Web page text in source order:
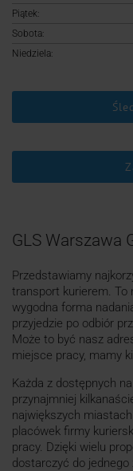
Piątek:
Sobota:
Niedziela:
GLS Warszawa
Przedstawiamy
transport kurierem. To
wygodna forma
przyjedzie po odbiór
Może to być nasz
miejsce pracy, mamy
Każda z dostępnych
przynajmniej
największych
placówek firmy
pracy. Dzięki wielu
dostarczyć do jednego